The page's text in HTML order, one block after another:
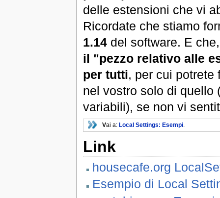
delle estensioni che vi
Ricordate che stiamo
1.14del software. E
il "pezzo relativo alle
per tutti, per cui potrete
nel vostro solo di quello
variabili), se non vi
Vai a: Local Settings: Esempi.
Link
housecafe.org
Esempio di Local